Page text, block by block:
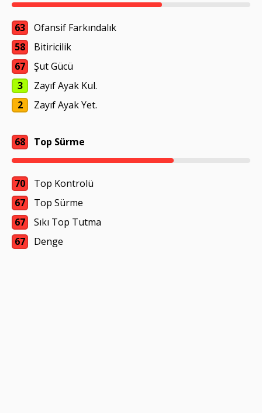
63
Ofansif Farkındalık
58
Bitiricilik
67
Şut Gücü
3
Zayıf Ayak Kul.
2
Zayıf Ayak Yet.
68 Top Sürme
70
Top Kontrolü
67
Top Sürme
67
Sıkı Top Tutma
67
Denge